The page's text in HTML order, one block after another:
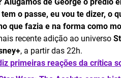
o passe, eu vou te dizer, o
que fazia e na forma como
recente adição ao universo
, a partir das 22h.
primeiras reações da crítica